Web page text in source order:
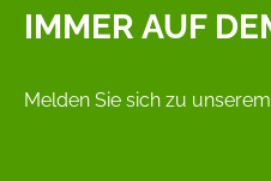
IMMER AUF
Melden Sie sich zu